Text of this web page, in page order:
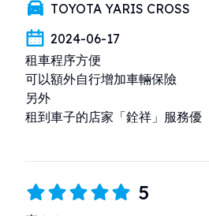
TOYOTA YARIS CROSS
2024-06-17
租車程序方便
可以額外自行增加車輛保險
另外
租到車子的店家「銓祥」服務優
5